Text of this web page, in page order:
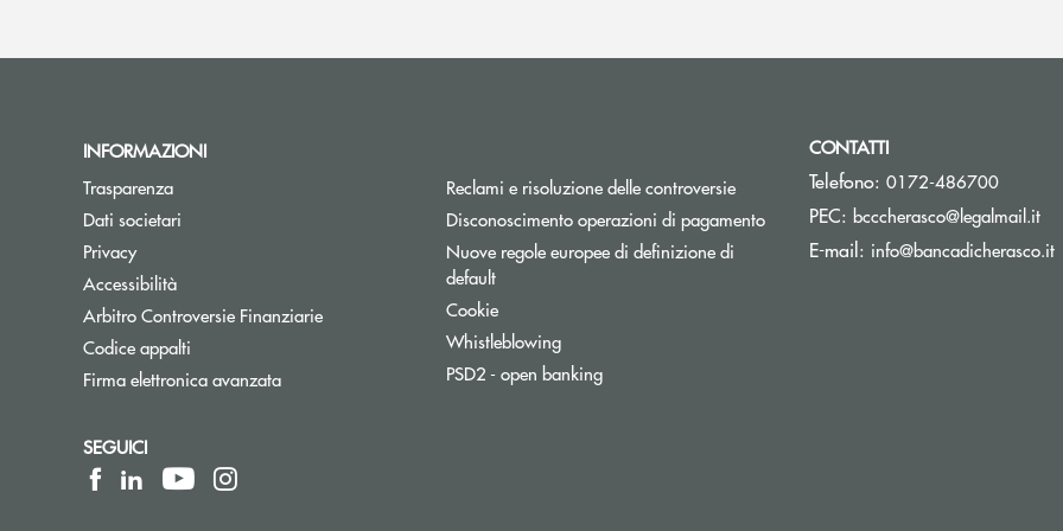
INFORMAZIONI
Trasparenza
Dati societari
Privacy
Accessibilità
Arbitro Controversie FinanziarieApre una nuova finestra
Codice appalti
Firma elettronica avanzata
Reclami e risoluzione delle controversie
Disconoscimento operazioni di pagamentoApre una nuova finestra
Nuove regole europee di definizione di
default
Cookie
Whistleblowing
PSD2 - open banking
CONTATTI
Telefono: 0172-486700
PEC: bcccherasco@legalmail.it(si
E-mail: info@bancadicherasco.it
SEGUICI